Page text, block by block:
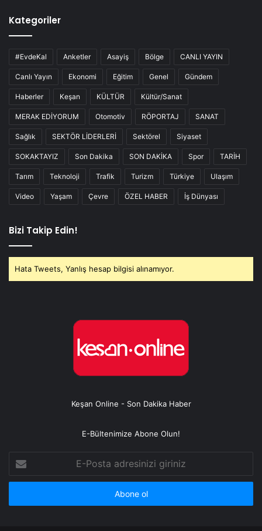
Kategoriler
#EvdeKal Anketler Asayiş Bölge CANLI YAYIN
Canlı Yayın Ekonomi Eğitim Genel Gündem
Haberler Keşan KÜLTÜR Kültür/Sanat
MERAK EDİYORUM Otomotiv RÖPORTAJ SANAT
Sağlık SEKTÖR LİDERLERİ Sektörel Siyaset
SOKAKTAYIZ Son Dakika SON DAKİKA Spor TARİH
Tarım Teknoloji Trafik Turizm Türkiye Ulaşım
Video Yaşam Çevre ÖZEL HABER İş Dünyası
Bizi Takip Edin!
Hata Tweets, Yanlış hesap bilgisi alınamıyor.
Keşan Online - Son Dakika Haber
E-Bültenimize Abone Olun!
Posta
adresinizi